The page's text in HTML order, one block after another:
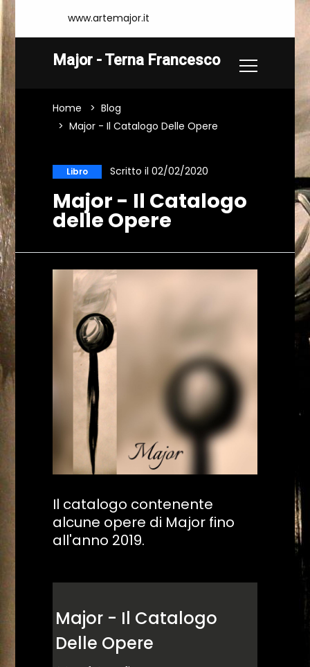
www.artemajor.it
Major - Terna Francesco
Home
Blog
Major - Il Catalogo Delle Opere
Libro Scritto il 02/02/2020
Major - Il Catalogo
delle Opere
Il catalogo contenente
alcune opere di Major fino
all'anno 2019.
Major - Il Catalogo
Delle Opere